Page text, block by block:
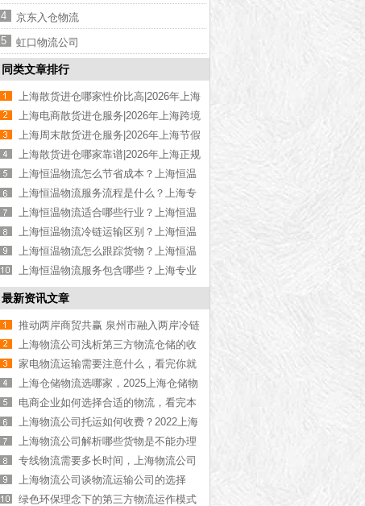
4
京东入仓物流
5
虹口物流公司
同类文章排行
上海散货进仓哪家性价比高|2026年上海
高性价比散货进仓【优惠推荐】
上海电商散货进仓服务|2026年上海跨境
电商散货进仓【定制方案】
上海周末散货进仓服务|2026年上海节假
日散货进仓【全年无休】
上海散货进仓哪家靠谱|2026年上海正规
散货进仓公司【资质齐全】
上海恒温物流怎么节省成本？上海恒温
货运成本控制技巧【今日更新】
上海恒温物流服务流程是什么？上海专
业恒温物流操作步骤【全网推荐】
上海恒温物流适合哪些行业？上海恒温
运输适用行业介绍【今日更新】
上海恒温物流冷链运输区别？上海恒温
与冷链运输差异解析【全网更新】
上海恒温物流怎么跟踪货物？上海恒温
运输货物追踪方式【全网更新】
上海恒温物流服务包含哪些？上海专业
恒温物流服务项目介绍【今日更新】
最新资讯文章
推动两岸商贸共赢 泉州市融入两岸冷链
物流产业圈
上海物流公司浅析第三方物流仓储的收
费标准是什么，第三方物流仓储费用参
考【含价格单】
家电物流运输需要注意什么，看完你就
知道了[今日资讯]
上海仓储物流选哪家，2025上海仓储物
流推荐[最新推荐]
电商企业如何选择合适的物流，看完本
文你就知道了【知识普及】
上海物流公司托运如何收费？2022上海
物流公司托运收费标准介绍[物流知识]
上海物流公司解析哪些货物是不能办理
集装箱海运运输
专线物流需要多长时间，上海物流公司
解答【最新更新】
上海物流公司谈物流运输公司的选择
绿色环保理念下的第三方物流运作模式